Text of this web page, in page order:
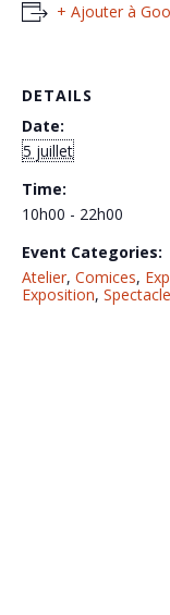
+ Ajouter à
DETAILS
Date:
5 juillet
Time:
10h00 - 22h00
Event Categories:
Atelier, Comices,
Exposition, Spectacle